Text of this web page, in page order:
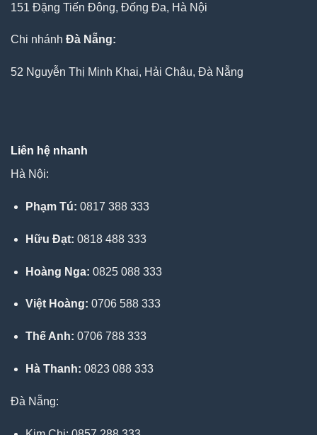
151 Đặng Tiến Đông, Đống Đa, Hà Nội
Chi nhánh Đà Nẵng:
52 Nguyễn Thị Minh Khai, Hải Châu, Đà Nẵng
Liên hệ nhanh
Hà Nội:
Phạm Tú: 0817 388 333
Hữu Đạt: 0818 488 333
Hoàng Nga: 0825 088 333
Việt Hoàng: 0706 588 333
Thế Anh: 0706 788 333
Hà Thanh: 0823 088 333
Đà Nẵng: